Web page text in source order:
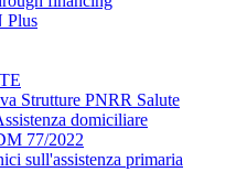
Plus
Strutture PNRR Salute
domiciliare
77/2022
sull'assistenza primaria